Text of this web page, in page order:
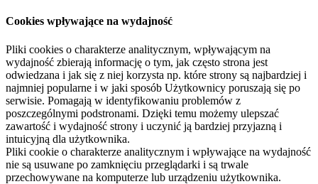
Cookies wpływające na wydajność
Pliki cookies o charakterze analitycznym, wpływającym na
wydajność zbierają informację o tym, jak często strona jest
odwiedzana i jak się z niej korzysta np. które strony są najbardziej i
najmniej popularne i w jaki sposób Użytkownicy poruszają się po
serwisie. Pomagają w identyfikowaniu problemów z
poszczególnymi podstronami. Dzięki temu możemy ulepszać
zawartość i wydajność strony i uczynić ją bardziej przyjazną i
intuicyjną dla użytkownika.
Pliki cookie o charakterze analitycznym i wpływające na wydajność
nie są usuwane po zamknięciu przeglądarki i są trwale
przechowywane na komputerze lub urządzeniu użytkownika.